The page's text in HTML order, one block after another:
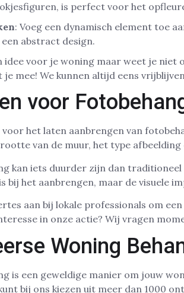
is perfect voor het
: Voeg een dynamisch element toe
een abstract design.
idee voor je woning maar weet je niet
je mee! We kunnen altijd eens
voor
voor het laten aanbrengen van
van de muur, het type
kan iets duurder zijn dan
bij het aanbrengen, maar de visuele
aan bij lokale professionals om
in onze actie? Wij vragen
Woning
is een geweldige manier om jouw
bij ons kiezen uit meer dan 1000